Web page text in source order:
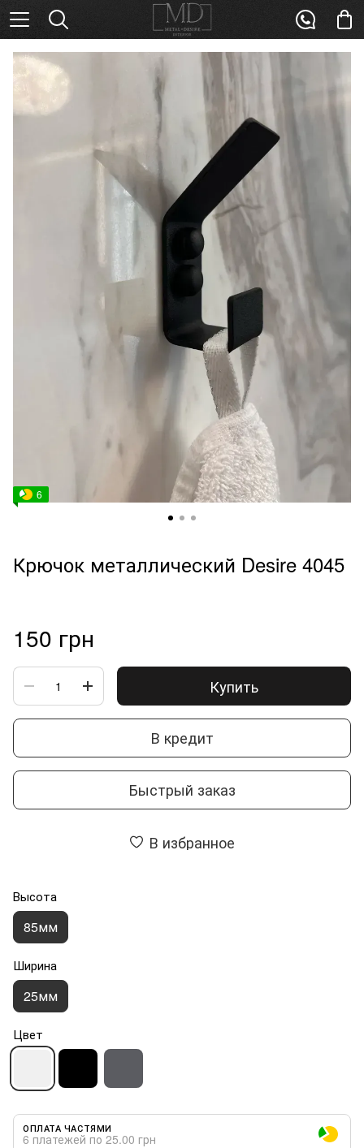
6
Крючок металлический Desire 4045
150 грн
Купить
В кредит
Быстрый заказ
В избранное
Высота
85мм
Ширина
25мм
Цвет
ОПЛАТА ЧАСТЯМИ
6 платежей по 25.00 грн